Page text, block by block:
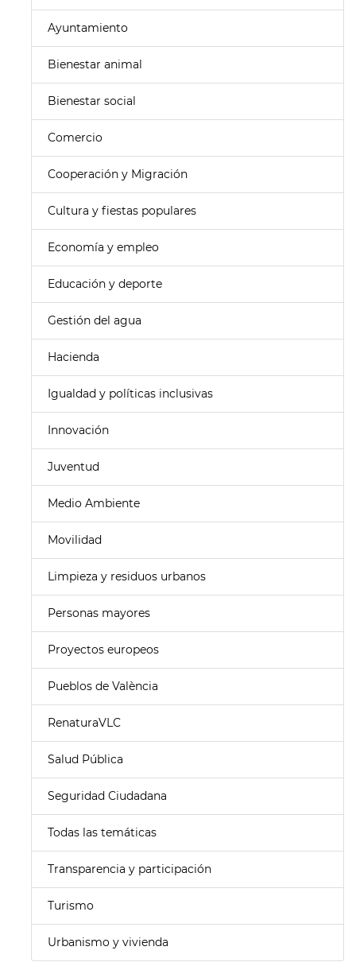
Ayuntamiento
Bienestar animal
Bienestar social
Comercio
Cooperación y Migración
Cultura y fiestas populares
Economía y empleo
Educación y deporte
Gestión del agua
Hacienda
Igualdad y políticas inclusivas
Innovación
Juventud
Medio Ambiente
Movilidad
Limpieza y residuos urbanos
Personas mayores
Proyectos europeos
Pueblos de València
RenaturaVLC
Salud Pública
Seguridad Ciudadana
Todas las temáticas
Transparencia y participación
Turismo
Urbanismo y vivienda